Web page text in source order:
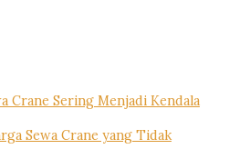
Crane Sering Menjadi Kendala
Sewa Crane yang Tidak